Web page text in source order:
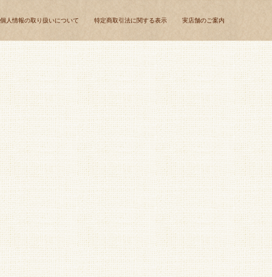
個人情報の取り扱いについて 特定商取引法に関する表示 実店舗のご案内